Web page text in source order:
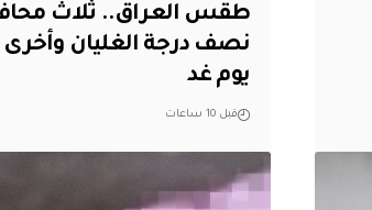
طقس العراق.. ثلاث
نصف درجة الغليان وأخرى
يوم غد
قبل 10 ساعات